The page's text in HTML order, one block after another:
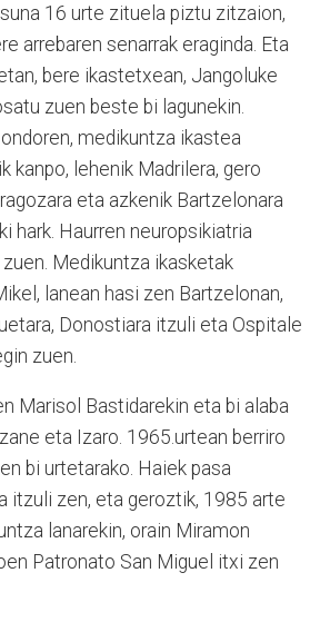
16 urte zituela piztu zitzaion,
arrebaren senarrak eraginda. Eta
bere ikastetxean, Jangoluke
zuen beste bi lagunekin.
medikuntza ikastea
kanpo, lehenik Madrilera, gero
eta azkenik Bartzelonara
hark. Haurren neuropsikiatria
Medikuntza ikasketak
lanean hasi zen Bartzelonan,
Donostiara itzuli eta Ospitale
zuen.
Marisol Bastidarekin eta bi alaba
eta Izaro. 1965.urtean berriro
bi urtetarako. Haiek pasa
itzuli zen, eta geroztik, 1985 arte
lanarekin, orain Miramon
Patronato San Miguel itxi zen